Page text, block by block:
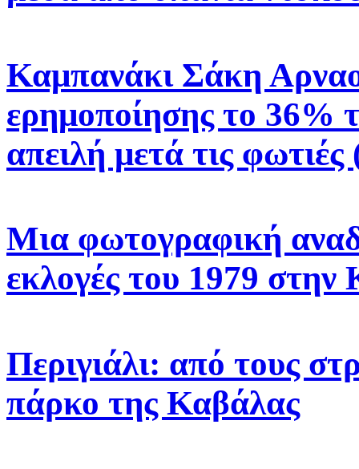
Καμπανάκι Σάκη
ερημοποίησης το 36%
απειλή μετά τις
Μια φωτογραφική
εκλογές του 1979
Περιγιάλι: από τους
πάρκο της Καβάλας